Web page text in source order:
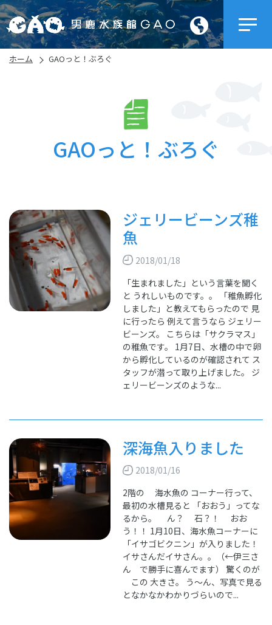
ホーム GAOっと！ぶろぐ
GAOっと！ぶろぐ
ジェリービーンズ稚
魚
2018/01/18
「生まれました」という言葉を聞く
と うれしいものです。。 「稚魚孵化
しました」と教えてもらったので 見
に行ったら 例えて言うなら ジェリー
ビーンズ。 こちらは「サクラマス」
の稚魚です。 1月7日、水槽の中で卵
から孵化しているのが確認されて ス
タッフが潜って取り上げました。 ジ
ェリービーンズのような...
深海魚入りました
2018/01/16
2階の 海水魚の コーナー行って、
最初の水槽見ると 「おおう」ってな
るから。 ん？ 石？！ おお
う！！ 1月10日、海水魚コーナーに
「イサゴビクニン」が入りました！
イサさんだイサさん。。（←伊三さ
ん で勝手に喜んでます） 驚くのが
この 大きさ。 う～ん、写真で見る
となかなかわかりづらいので...